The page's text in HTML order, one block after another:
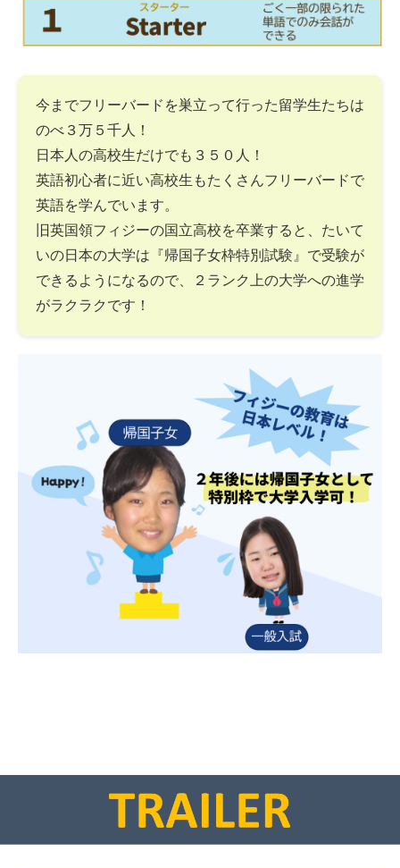
今までフリーバードを巣立って行った留学生たちは
のべ３万５千人！
日本人の高校生だけでも３５０人！
英語初心者に近い高校生もたくさんフリーバードで
英語を学んでいます。
旧英国領フィジーの国立高校を卒業すると、たいて
いの日本の大学は『帰国子女枠特別試験』で受験が
できるようになるので、２ランク上の大学への進学
がラクラクです！